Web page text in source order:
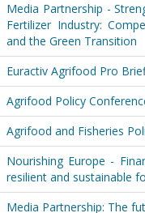
Media Partnership -
Fertilizer Industry:
and the Green Transition
Euractiv Agrifood Pro
Agrifood Policy
Agrifood and Fisheries
Nourishing Europe -
resilient and sustainable
Media Partnership: The